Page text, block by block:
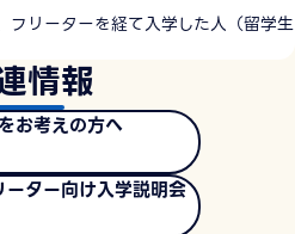
リーターを経て入学した人（留学生
情報
お考えの方へ
ター向け入学説明会